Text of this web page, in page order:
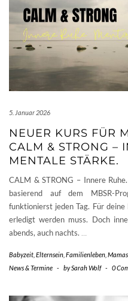
5. Januar 2026
NEUER KURS FÜR
CALM & STRONG –
MENTALE STÄRKE.
CALM & STRONG – Innere
basierend auf dem MBSR-
funktionierst jeden Tag. Für
erledigt werden muss. Doch
abends, auch nachts.
Babyzeit Elternsein Familienleben
News & Termine - bySarah Wolf - 0